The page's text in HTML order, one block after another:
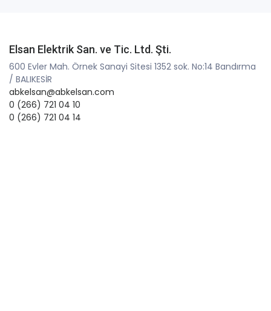
Elsan Elektrik San. ve Tic. Ltd. Şti.
600 Evler Mah. Örnek Sanayi Sitesi 1352 sok. No:14 Bandırma
/ BALIKESİR
abkelsan@abkelsan.com
0 (266) 721 04 10
0 (266) 721 04 14